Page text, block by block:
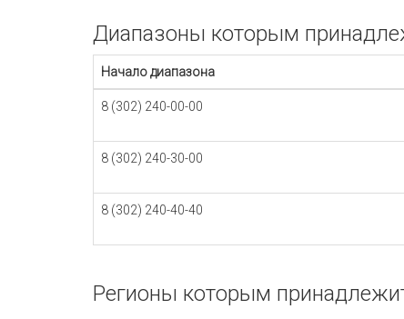
Диапазоны которым
Начало диапазона
8 (302) 240-00-00
8 (302) 240-30-00
8 (302) 240-40-40
Регионы которым